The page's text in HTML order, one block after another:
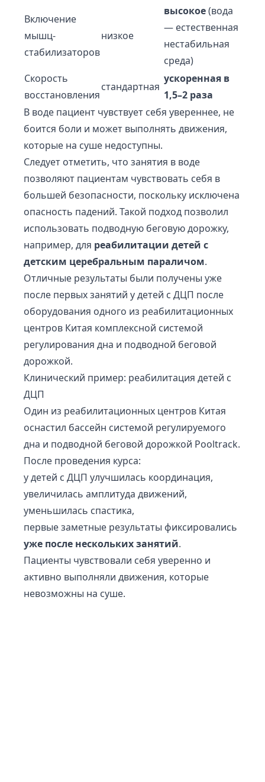
Включение
мышц-
стабилизаторов
низкое
высокое(вода
— естественная
нестабильная
среда)
Скорость
восстановления
стандартная
ускоренная в
1,5–2 раза
В воде пациент чувствует себя увереннее, не
боится боли и может выполнять движения,
которые на суше недоступны.
Следует отметить, что занятия в воде
позволяют пациентам чувствовать себя в
большей безопасности, поскольку исключена
опасность падений. Такой подход позволил
использовать подводную беговую дорожку,
например, для реабилитации детей с
детским церебральным параличом.
Отличные результаты были получены уже
после первых занятий у детей с ДЦП после
оборудования одного из реабилитационных
центров Китая комплексной системой
регулирования дна и подводной беговой
дорожкой.
Клинический пример: реабилитация детей с
ДЦП
Один из реабилитационных центров Китая
оснастил бассейн системой регулируемого
дна и подводной беговой дорожкой Pooltrack.
После проведения курса:
у детей с ДЦП улучшилась координация,
увеличилась амплитуда движений,
уменьшилась спастика,
первые заметные результаты фиксировались
уже после нескольких занятий.
Пациенты чувствовали себя уверенно и
активно выполняли движения, которые
невозможны на суше.